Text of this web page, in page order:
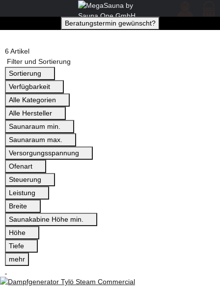
Beratungstermin gewünscht?
6 Artikel
Filter und Sortierung
Sortierung
Verfügbarkeit
Alle Kategorien
Alle Hersteller
Saunaraum min.
Saunaraum max.
Versorgungsspannung
Ofenart
Steuerung
Leistung
Breite
Saunakabine Höhe min.
Höhe
Tiefe
mehr